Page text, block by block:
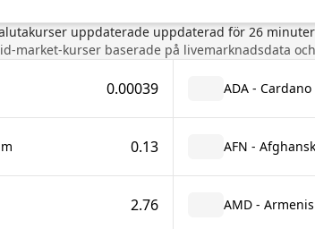
uppdaterade uppdaterad för 26minuter
market-kurser baserade på livemarknadsdata
0.00039 ADA - Cardano
0.13 AFN -
2.76 AMD -